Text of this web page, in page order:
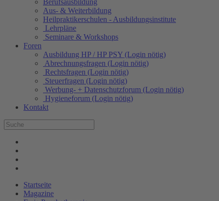
Berufsausbildung
Aus- & Weiterbildung
Heilpraktikerschulen - Ausbildungsinstitute
Lehrpläne
Seminare & Workshops
Foren
Ausbildung HP / HP PSY (Login nötig)
Abrechnungsfragen (Login nötig)
Rechtsfragen (Login nötig)
Steuerfragen (Login nötig)
Werbung- + Datenschutzforum (Login nötig)
Hygieneforum (Login nötig)
Kontakt
Startseite
Magazine